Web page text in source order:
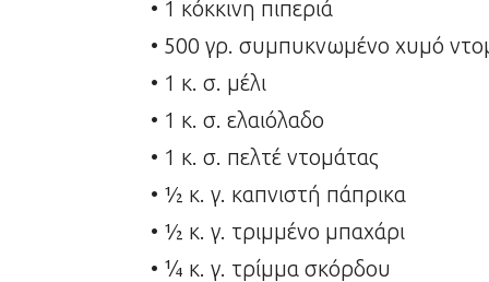
• 1 κόκκινη πιπεριά
• 500 γρ. συμπυκνωμένο χυμό
• 1 κ. σ. μέλι
• 1 κ. σ. ελαιόλαδο
• 1 κ. σ. πελτέ ντομάτας
• ½ κ. γ. καπνιστή πάπρικα
• ½ κ. γ. τριμμένο μπαχάρι
• ¼ κ. γ. τρίμμα σκόρδου